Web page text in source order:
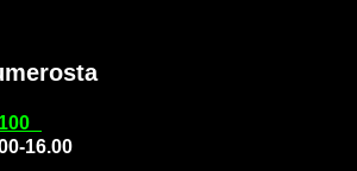
16.00